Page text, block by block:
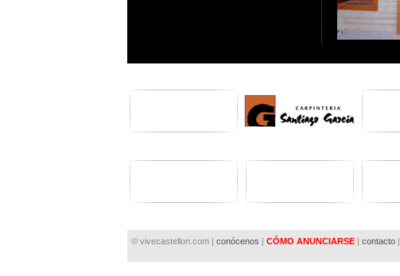
© vivecastellon.com | conócenos | CÓMO ANUNCIARSE| contacto|